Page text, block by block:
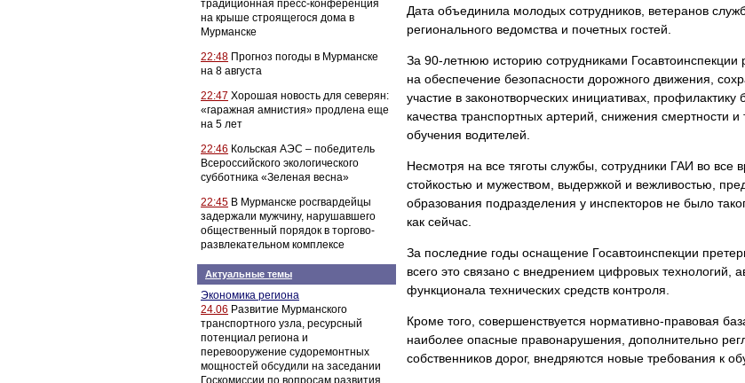
традиционная пресс-конференция
на крыше строящегося дома в
Мурманске
22:48 Прогноз погоды в Мурманске
на 8 августа
22:47 Хорошая новость для северян:
«гаражная амнистия» продлена еще
на 5 лет
22:46 Кольская АЭС – победитель
Всероссийского экологического
субботника «Зеленая весна»
22:45 В Мурманске росгвардейцы
задержали мужчину, нарушавшего
общественный порядок в торгово-
развлекательном комплексе
Актуальные темы
Экономика региона
24.06 Развитие Мурманского
транспортного узла, ресурсный
потенциал региона и
перевооружение судоремонтных
мощностей обсудили на заседании
Госкомиссии по вопросам развития
Дата объединила молодых сотрудников, ветеранов
регионального ведомства и почетных гостей.
За 90-летнюю историю сотрудниками
на обеспечение безопасности дорожного движения,
участие в законотворческих инициативах,
качества транспортных артерий, снижения смертности
обучения водителей.
Несмотря на все тяготы службы, сотрудники ГАИ во
стойкостью и мужеством, выдержкой и вежливостью,
образования подразделения у инспекторов не было
как сейчас.
За последние годы оснащение Госавтоинспекции
всего это связано с внедрением цифровых технологий,
функционала технических средств контроля.
Кроме того, совершенствуется нормативно-правовая
наиболее опасные правонарушения, дополнительно
собственников дорог, внедряются новые требования к